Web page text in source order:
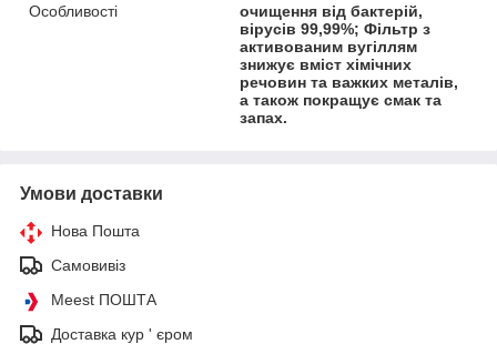
Особливості
очищення від бактерій,
вірусів 99,99%; Фільтр з
активованим вугіллям
знижує вміст хімічних
речовин та важких металів,
а також покращує смак та
запах.
Умови доставки
Нова Пошта
Самовивіз
Meest ПОШТА
Доставка кур ' єром